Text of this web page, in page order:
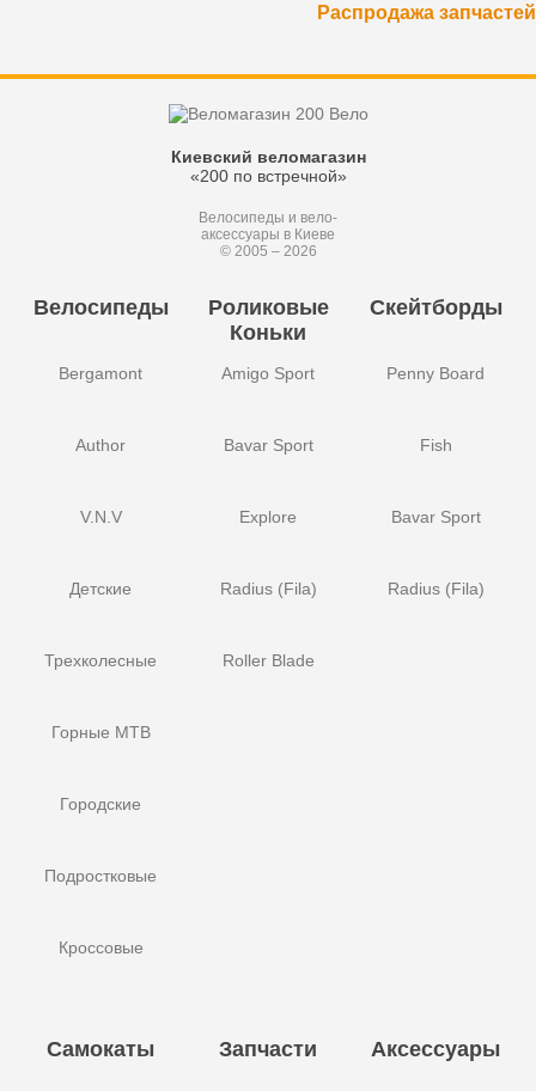
Распродажа запчастей
Киевский веломагазин
«200 по встречной»
Велосипеды и вело-
аксессуары в Киеве
© 2005 – 2026
Велосипеды
Bergamont
Author
V.N.V
Детские
Трехколесные
Горные MTB
Городские
Подростковые
Кроссовые
Роликовые
Коньки
Amigo Sport
Bavar Sport
Explore
Radius (Fila)
Roller Blade
Скейтборды
Penny Board
Fish
Bavar Sport
Radius (Fila)
Самокаты Запчасти Аксессуары